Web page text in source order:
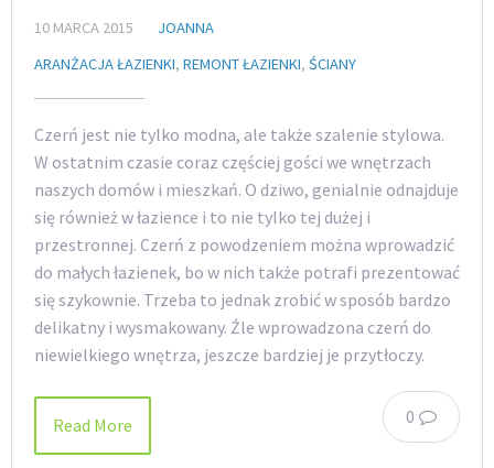
10 MARCA 2015
JOANNA
ARANŻACJA ŁAZIENKI, REMONT ŁAZIENKI, ŚCIANY
Czerń jest nie tylko modna, ale także szalenie stylowa.
W ostatnim czasie coraz częściej gości we wnętrzach
naszych domów i mieszkań. O dziwo, genialnie odnajduje
się również w łazience i to nie tylko tej dużej i
przestronnej. Czerń z powodzeniem można wprowadzić
do małych łazienek, bo w nich także potrafi prezentować
się szykownie. Trzeba to jednak zrobić w sposób bardzo
delikatny i wysmakowany. Źle wprowadzona czerń do
niewielkiego wnętrza, jeszcze bardziej je przytłoczy.
0
Read More